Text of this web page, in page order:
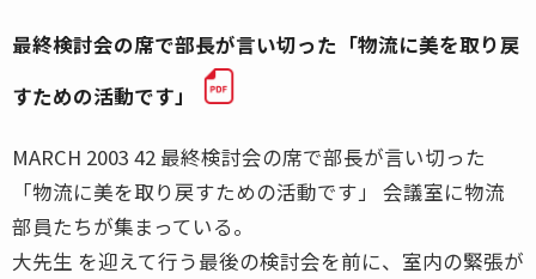
最終検討会の席で部長が言い切った「物流に美を取り戻
すための活動です」
MARCH 2003 42 最終検討会の席で部長が言い切った
「物流に美を取り戻すための活動です」 会議室に物流
部員たちが集まっている。
大先生 を迎えて行う最後の検討会を前に、室内の緊張が